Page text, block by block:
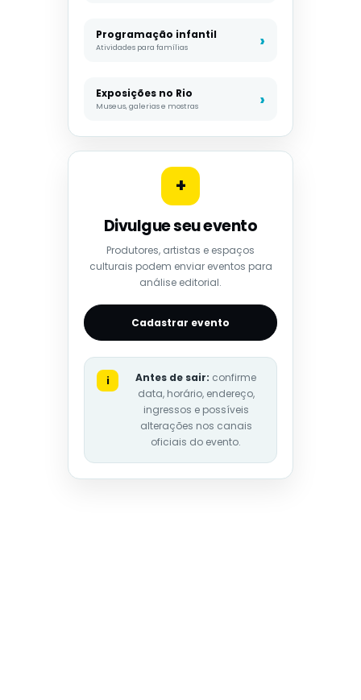
Programação infantil
Atividades para famílias
Exposições no Rio
Museus, galerias e mostras
+
Divulgue seu evento
Produtores, artistas e espaços
culturais podem enviar eventos para
análise editorial.
Cadastrar evento
i Antes de sair: confirme
data, horário, endereço,
ingressos e possíveis
alterações nos canais
oficiais do evento.